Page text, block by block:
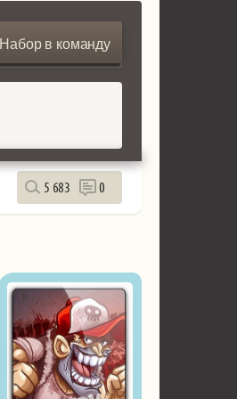
Набор в команду
5 683 0